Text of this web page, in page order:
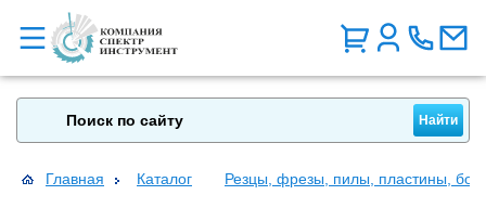
Главная Каталог Резцы, фрезы, пилы, пластины,